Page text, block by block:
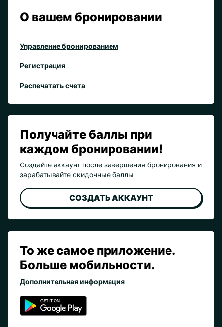
О вашем бронировании
Управление бронированием
Регистрация
Распечатать счета
Получайте баллы при
каждом бронировании!
Создайте аккаунт после завершения бронирования и
зарабатывайте скидочные баллы
СОЗДАТЬ АККАУНТ
То же самое приложение.
Больше мобильности.
Дополнительная информация